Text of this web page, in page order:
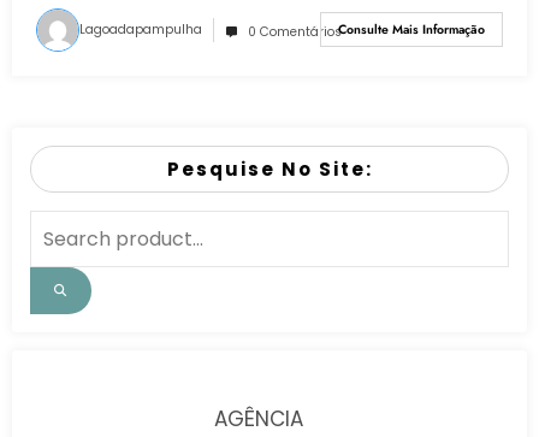
Lagoadapampulha 0 ComentáriosConsulte Mais Informação
Pesquise No Site:
AGÊNCIA